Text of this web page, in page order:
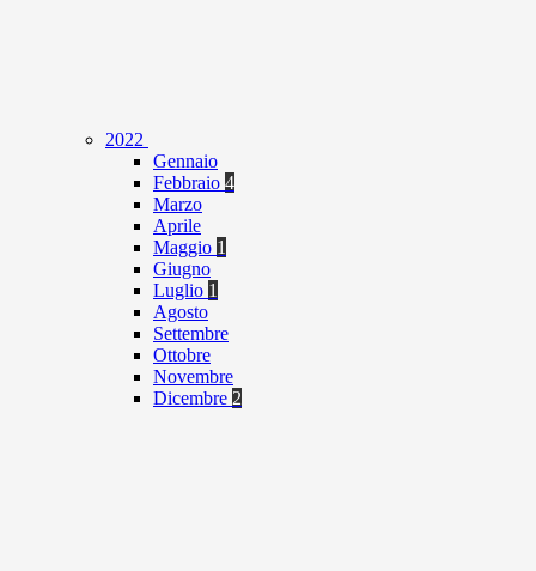
2022
Gennaio
Febbraio 4
Marzo
Aprile
Maggio 1
Giugno
Luglio 1
Agosto
Settembre
Ottobre
Novembre
Dicembre 2